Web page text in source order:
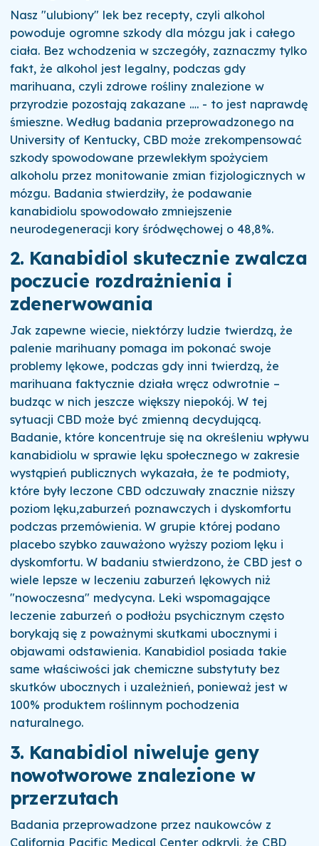
Nasz "ulubiony" lek bez recepty, czyli alkohol
powoduje ogromne szkody dla mózgu jak i całego
ciała. Bez wchodzenia w szczegóły, zaznaczmy tylko
fakt, że alkohol jest legalny, podczas gdy
marihuana, czyli zdrowe rośliny znalezione w
przyrodzie pozostają zakazane …. - to jest naprawdę
śmieszne. Według badania przeprowadzonego na
University of Kentucky, CBD może zrekompensować
szkody spowodowane przewlekłym spożyciem
alkoholu przez monitowanie zmian fizjologicznych w
mózgu. Badania stwierdziły, że podawanie
kanabidiolu spowodowało zmniejszenie
neurodegeneracji kory śródwęchowej o 48,8%.
2. Kanabidiol skutecznie zwalcza
poczucie rozdrażnienia i
zdenerwowania
Jak zapewne wiecie, niektórzy ludzie twierdzą, że
palenie marihuany pomaga im pokonać swoje
problemy lękowe, podczas gdy inni twierdzą, że
marihuana faktycznie działa wręcz odwrotnie –
budząc w nich jeszcze większy niepokój. W tej
sytuacji CBD może być zmienną decydującą.
Badanie, które koncentruje się na określeniu wpływu
kanabidiolu w sprawie lęku społecznego w zakresie
wystąpień publicznych wykazała, że te podmioty,
które były leczone CBD odczuwały znacznie niższy
poziom lęku,zaburzeń poznawczych i dyskomfortu
podczas przemówienia. W grupie której podano
placebo szybko zauważono wyższy poziom lęku i
dyskomfortu. W badaniu stwierdzono, że CBD jest o
wiele lepsze w leczeniu zaburzeń lękowych niż
"nowoczesna" medycyna. Leki wspomagające
leczenie zaburzeń o podłożu psychicznym często
borykają się z poważnymi skutkami ubocznymi i
objawami odstawienia. Kanabidiol posiada takie
same właściwości jak chemiczne substytuty bez
skutków ubocznych i uzależnień, ponieważ jest w
100% produktem roślinnym pochodzenia
naturalnego.
3. Kanabidiol niweluje geny
nowotworowe znalezione w
przerzutach
Badania przeprowadzone przez naukowców z
California Pacific Medical Center odkryli, że CBD